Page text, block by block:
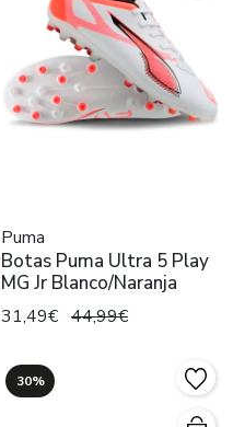
Puma
Botas Puma Ultra 5 Play
MG Jr Blanco/Naranja
31,49€ 44,99€
30%